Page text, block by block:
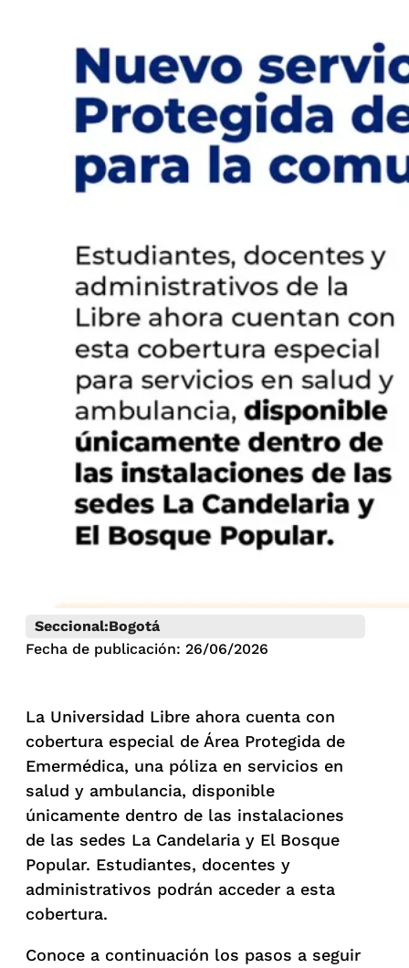
Seccional:Bogotá
Fecha de publicación: 26/06/2026
La Universidad Libre ahora cuenta con
cobertura especial de Área Protegida de
Emermédica, una póliza en servicios en
salud y ambulancia, disponible
únicamente dentro de las instalaciones
de las sedes La Candelaria y El Bosque
Popular. Estudiantes, docentes y
administrativos podrán acceder a esta
cobertura.
Conoce a continuación los pasos a seguir